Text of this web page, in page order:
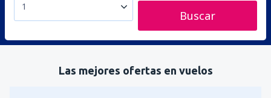
1
Buscar
Las mejores ofertas en vuelos